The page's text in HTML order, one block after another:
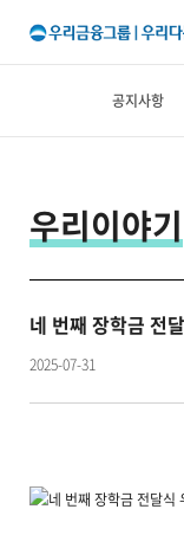
공지사항
우리이야기
네 번째 장학금 전
2025-07-31